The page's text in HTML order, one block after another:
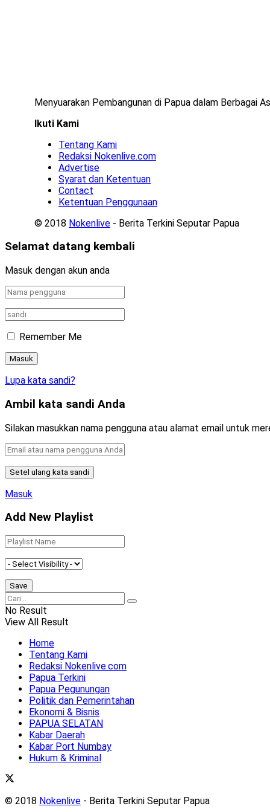
Menyuarakan Pembangunan di Papua dalam Berbagai
Ikuti Kami
Tentang Kami
Redaksi Nokenlive.com
Advertise
Syarat dan Ketentuan
Contact
Ketentuan Penggunaan
© 2018 Nokenlive - Berita Terkini Seputar Papua
Selamat datang kembali
Masuk dengan akun anda
Remember Me
Lupa kata sandi?
Ambil kata sandi Anda
Silakan masukkan nama pengguna atau alamat email untuk
Masuk
Add New Playlist
No Result
View All Result
Home
Tentang Kami
Redaksi Nokenlive.com
Papua Terkini
Papua Pegunungan
Politik dan Pemerintahan
Ekonomi & Bisnis
PAPUA SELATAN
Kabar Daerah
Kabar Port Numbay
Hukum & Kriminal
© 2018 Nokenlive - Berita Terkini Seputar Papua